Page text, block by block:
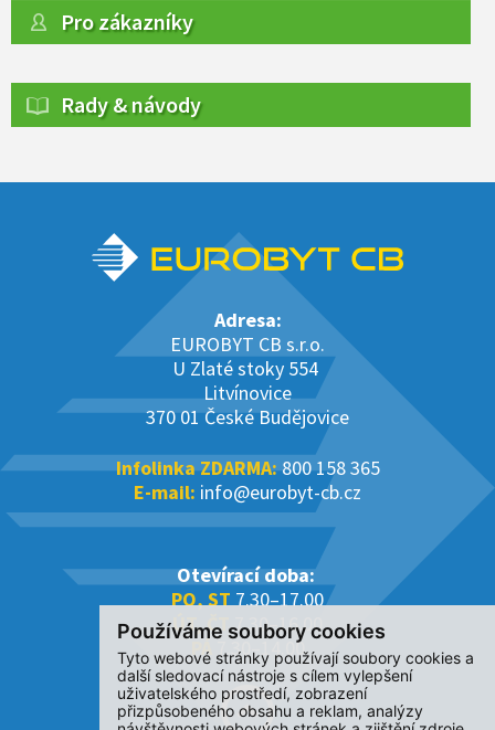
Používáme soubory cookies
Tyto webové stránky používají soubory cookies a
další sledovací nástroje s cílem vylepšení
uživatelského prostředí, zobrazení
přizpůsobeného obsahu a reklam, analýzy
Pro zákazníky
Rady & návody
Adresa:
EUROBYT CB s.r.o.
U Zlaté stoky 554
Litvínovice
370 01 České Budějovice
Infolinka ZDARMA:800 158 365
E-mail: info@eurobyt-cb.cz
Otevírací doba:
PO, ST7.30–17.00
ÚT, ČT7.30–16.00
PÁ 7.30–14.00